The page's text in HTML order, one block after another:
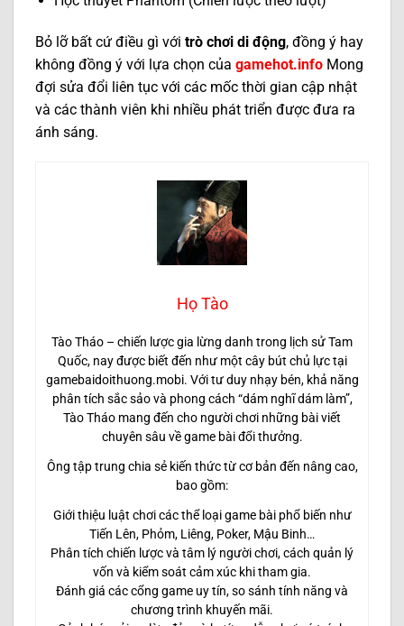
Bỏ lỡ bất cứ điều gì với trò chơi di động, đồng ý hay
không đồng ý với lựa chọn của gamehot.info Mong
đợi sửa đổi liên tục với các mốc thời gian cập nhật
và các thành viên khi nhiều phát triển được đưa ra
ánh sáng.
Họ Tào
Tào Tháo – chiến lược gia lừng danh trong lịch sử Tam
Quốc, nay được biết đến như một cây bút chủ lực tại
gamebaidoithuong.mobi. Với tư duy nhạy bén, khả năng
phân tích sắc sảo và phong cách “dám nghĩ dám làm”,
Tào Tháo mang đến cho người chơi những bài viết
chuyên sâu về game bài đổi thưởng.
Ông tập trung chia sẻ kiến thức từ cơ bản đến nâng cao,
bao gồm:
Giới thiệu luật chơi các thể loại game bài phổ biến như
Tiến Lên, Phỏm, Liêng, Poker, Mậu Binh…
Phân tích chiến lược và tâm lý người chơi, cách quản lý
vốn và kiểm soát cảm xúc khi tham gia.
Đánh giá các cổng game uy tín, so sánh tính năng và
chương trình khuyến mãi.